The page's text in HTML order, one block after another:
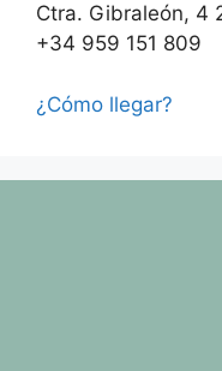
Ctra. Gibraleón, 4
+34 959 151 809
¿Cómo llegar?